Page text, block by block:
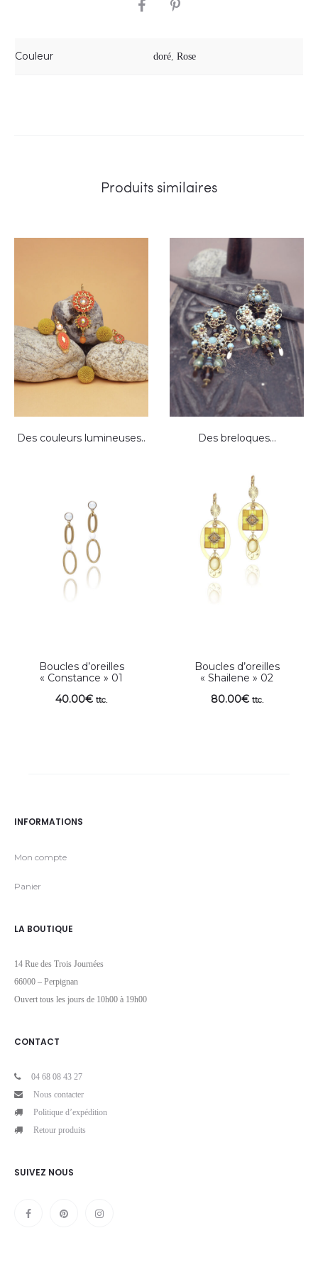
SHARE
Couleur doré, Rose
Produits similaires
Des couleurs lumineuses.. Des breloques…
Boucles d’oreilles
« Constance » 01
40.00€ ttc.
Boucles d’oreilles
« Shailene » 02
80.00€ ttc.
INFORMATIONS
Mon compte
Panier
LA BOUTIQUE
14 Rue des Trois Journées
66000 – Perpignan
Ouvert tous les jours de 10h00 à 19h00
CONTACT
04 68 08 43 27
Nous contacter
Politique d’expédition
Retour produits
SUIVEZ NOUS